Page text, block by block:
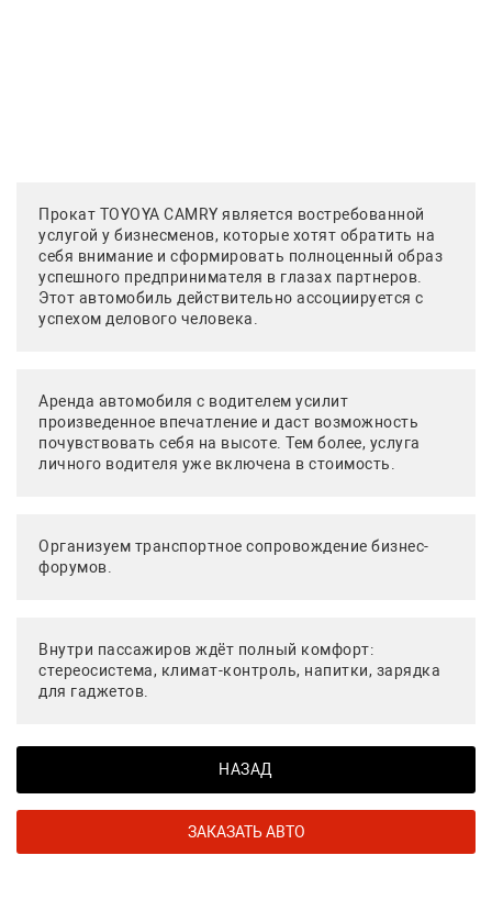
Прокат TOYOYA CAMRY является востребованной
услугой у бизнесменов, которые хотят обратить на
себя внимание и сформировать полноценный образ
успешного предпринимателя в глазах партнеров.
Этот автомобиль действительно ассоциируется с
успехом делового человека.
Аренда автомобиля с водителем усилит
произведенное впечатление и даст возможность
почувствовать себя на высоте. Тем более, услуга
личного водителя уже включена в стоимость.
Организуем транспортное сопровождение бизнес-
форумов.
Внутри пассажиров ждёт полный комфорт:
стереосистема, климат-контроль, напитки, зарядка
для гаджетов.
НАЗАД
ЗАКАЗАТЬ АВТО